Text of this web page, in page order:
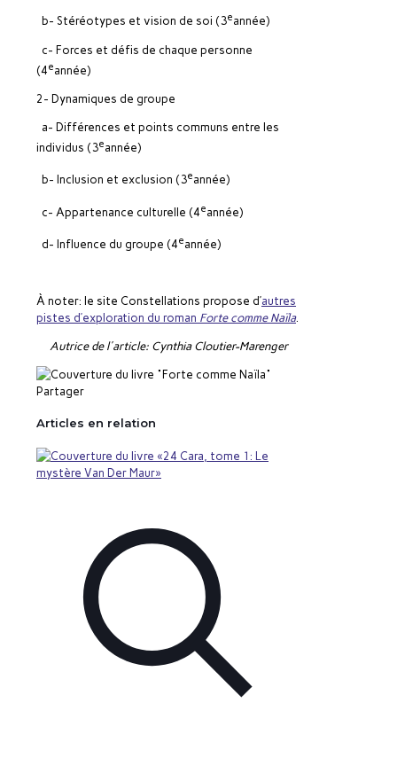
b- Stéréotypes et vision de soi (3eannée)
c- Forces et défis de chaque personne
(4eannée)
2- Dynamiques de groupe
a- Différences et points communs entre les
individus (3eannée)
b- Inclusion et exclusion (3eannée)
c- Appartenance culturelle (4eannée)
d- Influence du groupe (4eannée)
À noter: le site Constellations propose d’autres
pistes d’exploration du roman Forte comme Naïla.
Autrice de l'article: Cynthia Cloutier-Marenger
Partager
Articles en relation